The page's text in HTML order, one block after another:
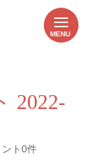
2022-
ント0件